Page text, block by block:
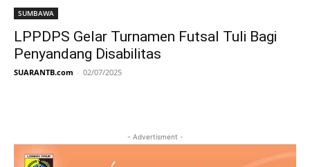
SUMBAWA
LPPDPS Gelar Turnamen Futsal Tuli Bagi
Penyandang Disabilitas
SUARANTB.com - 02/07/2025
- Advertisment -